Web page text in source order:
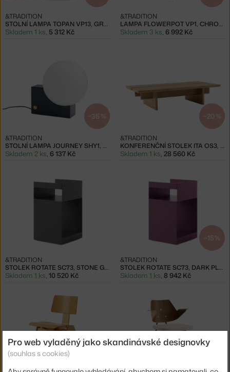
STOLNÍ LAMPA TOPAN VP13, GREY BEIGE
&TRADITION
Skladem 1 ks, 5 312 Kč
LAMPA FLOWERPOT VP1, CHROME
&TRADITION
Skladem 3 ks, 6 992 Kč
−35 %
STOLNÍ LAMPA JOURNEY SHY1, STEEL BLUE
&TRADITION
Skladem 2 ks, 6 137 Kč
−20 %
KONFERENČNÍ STOLEK ITA OS3, OAK
&TRADITION
Skladem 1 ks, 28 560 Kč
STOLEK ROTATE SC73, STONE GREY
&TRADITION
Skladem 1 ks, 10 520 Kč
−15 %
STOLEK ROTATE SC73, DARK PLUM
&TRADITION
Skladem 1 ks, 8 942 Kč
Pro web vyladěný jako skandinávské designovky
(souhlas s cookies)